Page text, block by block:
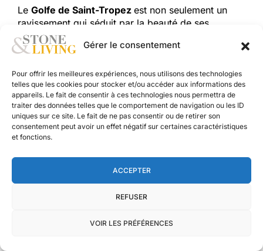
Gérer le consentement
Pour offrir les meilleures expériences, nous utilisons des technologies
telles que les cookies pour stocker et/ou accéder aux informations des
appareils. Le fait de consentir à ces technologies nous permettra de
traiter des données telles que le comportement de navigation ou les ID
uniques sur ce site. Le fait de ne pas consentir ou de retirer son
consentement peut avoir un effet négatif sur certaines caractéristiques
et fonctions.
ACCEPTER
REFUSER
VOIR LES PRÉFÉRENCES
Le Golfe de Saint-Tropez est non seulement un
ravissement qui séduit par la beauté de ses
paysages, mais il a été l’un des marchés les plus
performants de France depuis 2020. Dans
constaterdes hausses cumulées de prix entre 20
et 40%depuis le Covid. La valeur de certains
biens (vue mer, piscine, environnement calme,
proximité des plages) a particulièrement explosé.
Cebijou du littoral varois
d’urbanisme strict, et des contraintes
environnementales sévères. Autant de pressions
qui font mécaniquement monter la valeur des biens
« à Saint-Tropez », les communes du Golfe